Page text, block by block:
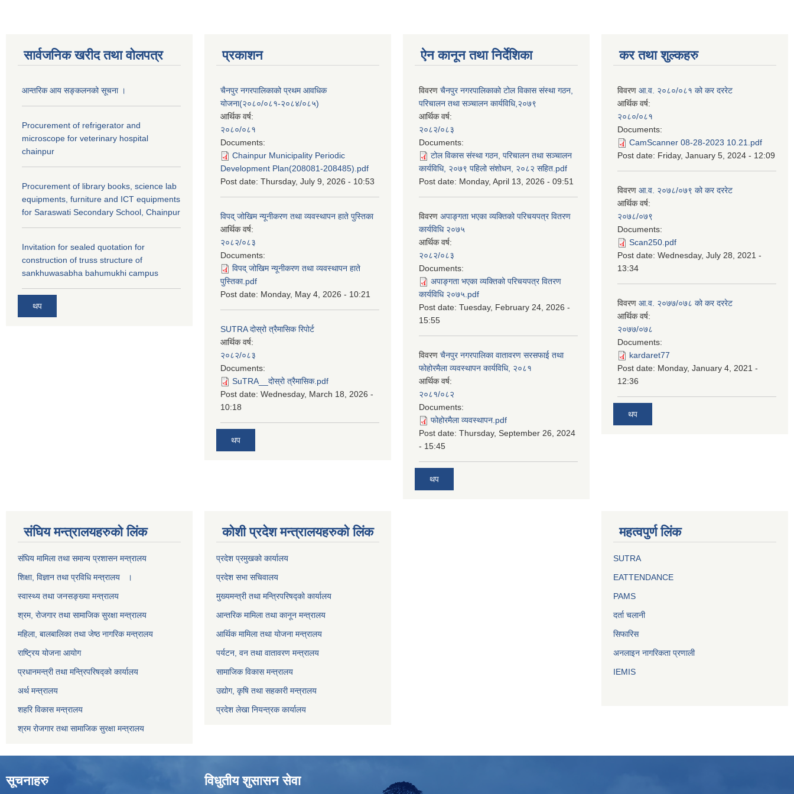
सार्वजनिक खरीद तथा वाेलपत्र
आन्तरिक आय सङ्कलनको सूचना ।
Procurement of refrigerator and
microscope for veterinary hospital
chainpur
Procurement of library books, science lab
equipments, furniture and ICT equipments
for Saraswati Secondary School, Chainpur
Invitation for sealed quotation for
construction of truss structure of
sankhuwasabha bahumukhi campus
थप
प्रकाशन
चैनपुर नगरपालिकाको प्रथम आवधिक
योजना(२०८०/०८१-२०८४/०८५)
आर्थिक वर्ष:
२०८०/०८१
Documents:
Chainpur Municipality Periodic
Development Plan(208081-208485).pdf
Post date: Thursday, July 9, 2026 - 10:53
विपद् जोखिम न्यूनीकरण तथा व्यवस्थापन हाते पुस्तिका
आर्थिक वर्ष:
२०८२/०८३
Documents:
विपद् जोखिम न्यूनीकरण तथा व्यवस्थापन हाते
पुस्तिका.pdf
Post date: Monday, May 4, 2026 - 10:21
SUTRA दोस्रो त्रैमासिक रिपोर्ट
आर्थिक वर्ष:
२०८२/०८३
Documents:
SuTRA__दोस्रो त्रैमासिक.pdf
Post date: Wednesday, March 18, 2026 -
10:18
थप
ऐन कानून तथा निर्देशिका
विवरण चैनपुर नगरपालिकाको टोल विकास संस्था गठन,
परिचालन तथा सञ्चालन कार्यविधि,२०७९
आर्थिक वर्ष:
२०८२/०८३
Documents:
टोल विकास संस्था गठन, परिचालन तथा सञ्चालन
कार्यविधि, २०७९ पहिलो संशोधन, २०८२ सहित.pdf
Post date: Monday, April 13, 2026 - 09:51
विवरण अपाङ्गता भएका व्यक्तिको परिचयपत्र वितरण
कार्यविधि २०७५
आर्थिक वर्ष:
२०८२/०८३
Documents:
अपाङ्गता भएका व्यक्तिको परिचयपत्र वितरण
कार्यविधि २०७५.pdf
Post date: Tuesday, February 24, 2026 -
15:55
विवरण चैनपुर नगरपालिका वातावरण सरसफाई तथा
फोहोरमैला व्यवस्थापन कार्यविधि, २०८१
आर्थिक वर्ष:
२०८१/०८२
Documents:
फोहोरमैला व्यवस्थापन.pdf
Post date: Thursday, September 26, 2024
- 15:45
थप
कर तथा शुल्कहरु
विवरण आ.व. २०८०/०८१ को कर दररेट
आर्थिक वर्ष:
२०८०/०८१
Documents:
CamScanner 08-28-2023 10.21.pdf
Post date: Friday, January 5, 2024 - 12:09
विवरण आ.व. २०७८/०७९ को कर दररेट
आर्थिक वर्ष:
२०७८/०७९
Documents:
Scan250.pdf
Post date: Wednesday, July 28, 2021 -
13:34
विवरण आ.व. २०७७/०७८ को कर दररेट
आर्थिक वर्ष:
२०७७/०७८
Documents:
kardaret77
Post date: Monday, January 4, 2021 -
12:36
थप
स‌ंघिय मन्त्रालयहरुको लिंक
स‌ंघिय मामिला तथा समान्य प्रशासन मन्त्रालय
शिक्षा, विज्ञान तथा प्रविधि मन्त्रालय ।
स्वास्थ्य तथा जनसङ्ख्या मन्त्रालय
श्रम, रोजगार तथा सामाजिक सुरक्षा मन्त्रालय
महिला, बालबालिका तथा जेष्ठ नागरिक मन्त्रालय
राष्ट्रिय योजना आयोग
प्रधानमन्त्री तथा मन्त्रिपरिषद्को कार्यालय
अर्थ मन्त्रालय
शहरि विकास मन्त्रालय
श्रम रोजगार तथा सामाजिक सुरक्षा मन्त्रालय
कोशी प्रदेश मन्त्रालयहरुको लिंक
प्रदेश प्रमुखको कार्यालय
प्रदेश सभा सचिवालय
मुख्यमन्त्री तथा मन्त्रिपरिषद्को कार्यालय
आन्तरिक मामिला तथा कानून मन्त्रालय
आर्थिक मामिला तथा योजना मन्त्रालय
पर्यटन, वन तथा वातावरण मन्त्रालय
सामाजिक विकास मन्त्रालय
उद्योग, कृषि तथा सहकारी मन्त्रालय
प्रदेश लेखा नियन्त्रक कार्यालय
महत्वपुर्ण लिंक
SUTRA
EATTENDANCE
PAMS
दर्ता चलानी
सिफारिस
अनलाइन नागरिकता प्रणाली
IEMIS
सूचनाहरु विधुतीय शुसासन सेवा